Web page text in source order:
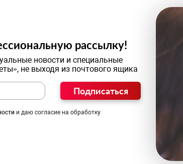
рассылку!
новости и специальные
не выходя из почтового ящика
Подписаться
и даю согласие на обработку